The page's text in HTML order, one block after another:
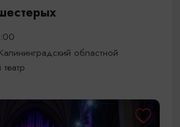
областной